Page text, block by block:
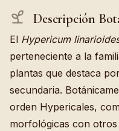
Descripción
El Hypericum
perteneciente a la
plantas que destaca
secundaria.
orden Hypericales,
morfológicas con